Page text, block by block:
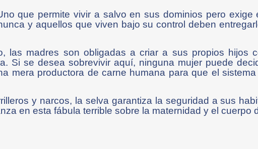
que permite vivir a salvo en sus dominios pero
y aquellos que viven bajo su control deben
las madres son obligadas a criar a sus propios hijos
Si se desea sobrevivir aquí, ninguna mujer puede
mera productora de carne humana para que el
y narcos, la selva garantiza la seguridad a sus
en esta fábula terrible sobre la maternidad y el cuerpo